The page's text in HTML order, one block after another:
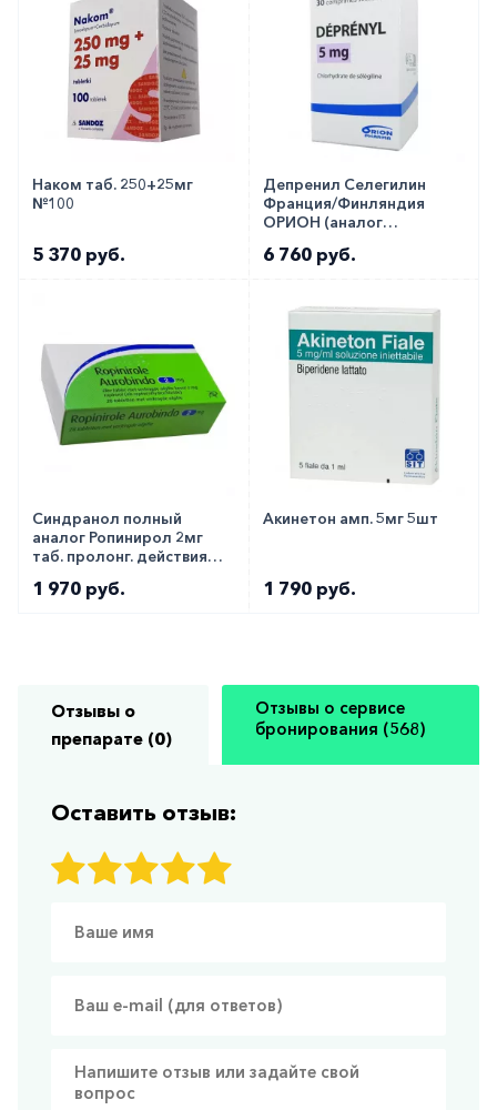
Наком таб. 250+25мг
№100
5 370 руб.
Депренил Селегилин
Франция/Финляндия
ОРИОН (аналог
6 760 руб.
Синдранол полный
аналог Ропинирол 2мг
таб. пролонг. действия
1 970 руб.
Акинетон амп. 5мг 5шт
1 790 руб.
Отзывы о
препарате (0)
Отзывы о сервисе
бронирования (568)
Оставить отзыв: